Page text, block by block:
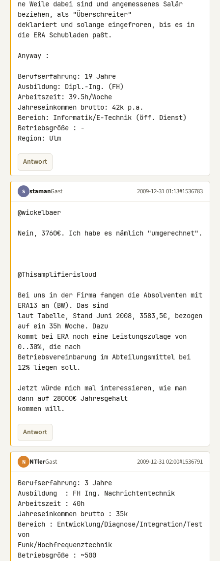
ne Weile dabei sind und angemessenes Salär
beziehen, als "Überschreiter"
deklariert und solange eingefroren, bis es in
die ERA Schubladen paßt.
Anyway :
Berufserfahrung: 19 Jahre
Ausbildung: Dipl.-Ing. (FH)
Arbeitszeit: 39.5h/Woche
Jahreseinkommen brutto: 42k p.a.
Bereich: Informatik/E-Technik (öff. Dienst)
Betriebsgröße : -
Region: Ulm
Antwort
S stamanGast 2009-12-31 01:13#1536783
@wickelbaer
Nein, 3760€. Ich habe es nämlich "umgerechnet".
@Thisamplifierisloud
Bei uns in der Firma fangen die Absolventen mit
ERA13 an (BW). Das sind
laut Tabelle, Stand Juni 2008, 3583,5€, bezogen
auf ein 35h Woche. Dazu
kommt bei ERA noch eine Leistungszulage von
0..30%, die nach
Betriebsvereinbarung im Abteilungsmittel bei
12% liegen soll.
Jetzt würde mich mal interessieren, wie man
dann auf 28000€ Jahresgehalt
kommen will.
Antwort
N NTlerGast 2009-12-31 02:00#1536791
Berufserfahrung: 3 Jahre
Ausbildung  : FH Ing. Nachrichtentechnik
Arbeitszeit : 40h
Jahreseinkommen brutto : 35k
Bereich : Entwicklung/Diagnose/Integration/Test
von
Funk/Hochfrequenztechnik
Betriebsgröße : ~500